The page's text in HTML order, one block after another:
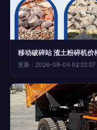
更新：2026-08-04 02:22:27